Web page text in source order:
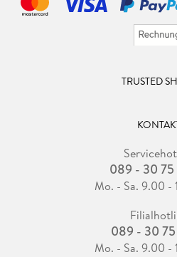
TRUSTED
089 - 30
Mo. - Sa. 9.00 -
089 - 30
Mo. - Sa. 9.00 -